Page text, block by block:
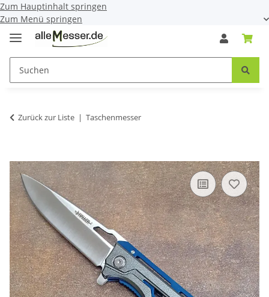
Zum Hauptinhalt springen
Zum Menü springen
Zurück zur Liste Taschenmesser